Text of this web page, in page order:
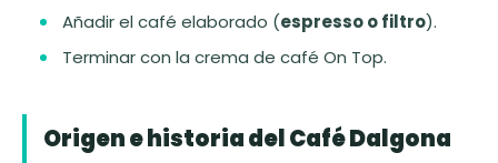
Añadir el café elaborado (espresso o filtro).
Terminar con la crema de café On Top.
Origen e historia del Café Dalgona